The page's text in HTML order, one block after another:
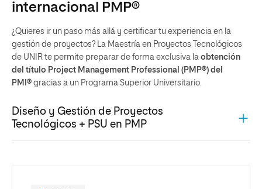
internacional PMP®
¿Quieres ir un paso más allá y certificar tu experiencia en la
gestión de proyectos? La Maestría en Proyectos Tecnológicos
de UNIR te permite preparar de forma exclusiva la obtención
del título Project Management Professional (PMP®) del
PMI® gracias a un Programa Superior Universitario.
Diseño y Gestión de Proyectos
Tecnológicos + PSU en PMP